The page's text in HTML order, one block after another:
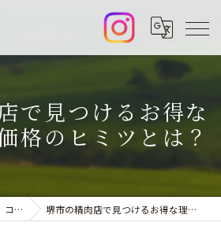
で見つけるお得な
格のヒミツとは？
コラム 堺市の精肉店で見つけるお得な理由！質と価格のヒミツとは？